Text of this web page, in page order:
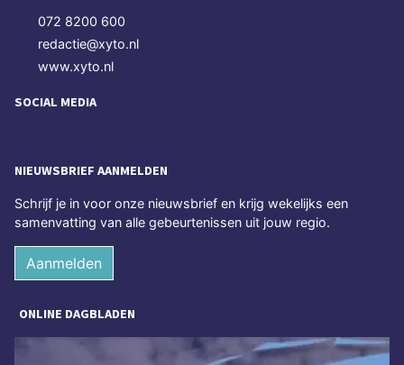
072 8200 600
redactie@xyto.nl
www.xyto.nl
SOCIAL MEDIA
NIEUWSBRIEF AANMELDEN
Schrijf je in voor onze nieuwsbrief en krijg wekelijks een
samenvatting van alle gebeurtenissen uit jouw regio.
Aanmelden
ONLINE DAGBLADEN